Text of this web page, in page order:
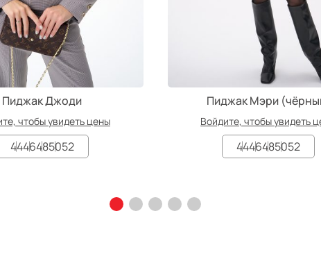
Пиджак Джоди
чтобы увидеть цены
4446485052
Пиджак Мэри
Войдите, чтобы увидеть
4446485052